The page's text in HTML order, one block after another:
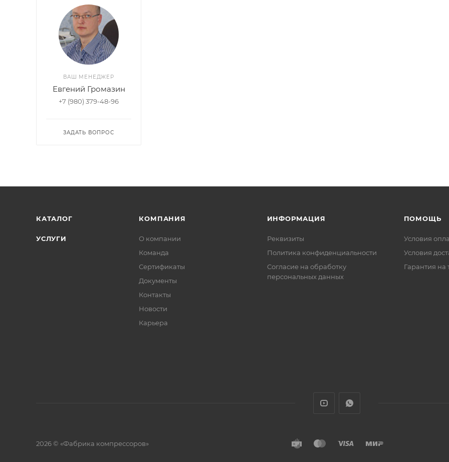
ВАШ МЕНЕДЖЕР
Евгений Громазин
+7 (980) 379-48-96
ЗАДАТЬ ВОПРОС
КАТАЛОГ
УСЛУГИ
КОМПАНИЯ
О компании
Команда
Сертификаты
Документы
Контакты
Новости
Карьера
ИНФОРМАЦИЯ
Реквизиты
Политика конфиденциальности
Cогласие на обработку
персональных данных
ПОМОЩЬ
Условия
Условия
Гарантия на
2026 © «Фабрика компрессоров»